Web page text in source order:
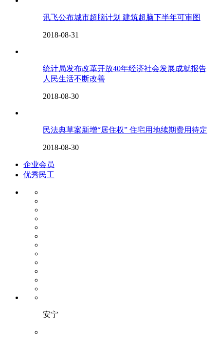
讯飞公布城市超脑计划 建筑超脑下半年可审图
2018-08-31
统计局发布改革开放40年经济社会发展成就报告
人民生活不断改善
2018-08-30
民法典草案新增“居住权” 住宅用地续期费用待定
2018-08-30
企业会员
优秀民工
安宁